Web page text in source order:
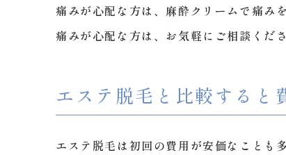
痛みが心配な方は、麻酔クリームで痛み
痛みが心配な方は、お気軽にご相談くださ
エステ脱毛と比較すると
エステ脱毛は初回の費用が安価なことも